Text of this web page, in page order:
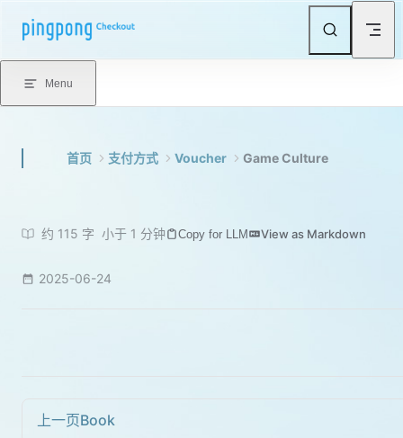
Skip to content
Menu
首页 支付方式 Voucher Game Culture
约 115 字 小于 1 分钟 Copy for LLM View as Markdown
2025-06-24
上一页Book